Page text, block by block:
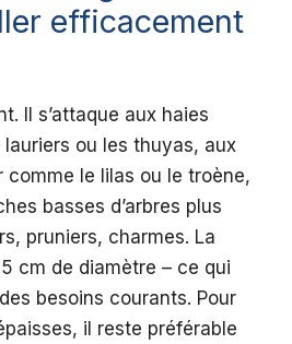
efficacement
Il s’attaque aux haies
ou les thuyas, aux
comme le lilas ou le troène,
basses d’arbres plus
pruniers, charmes. La
cm de diamètre – ce qui
besoins courants. Pour
il reste préférable